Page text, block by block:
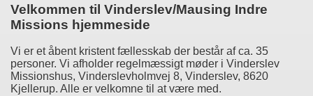
Velkommen til Vinderslev/Mausing Indre
Missions hjemmeside
Vi er et åbent kristent fællesskab der består af ca. 35
personer. Vi afholder regelmæssigt møder i Vinderslev
Missionshus, Vinderslevholmvej 8, Vinderslev, 8620
Kjellerup. Alle er velkomne til at være med.